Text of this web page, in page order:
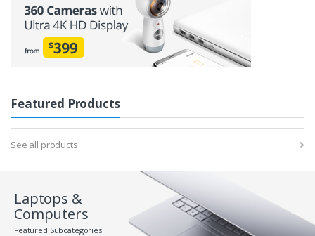
Featured Products
See all products
Laptops &
Computers
Featured Subcategories